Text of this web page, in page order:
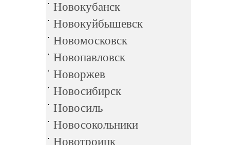
Новокубанск
Новокуйбышевск
Новомосковск
Новопавловск
Новоржев
Новосибирск
Новосиль
Новосокольники
Новотроицк